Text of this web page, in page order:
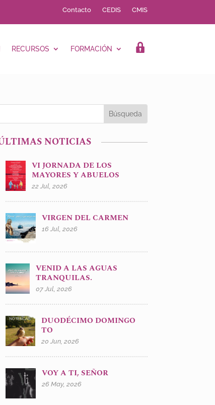
Contacto CEDIS CMIS
RECURSOS FORMACIÓN LOGIN
NOTICIAS
VI JORNADA DE LOS
MAYORES Y ABUELOS
22 Jul, 2026
VIRGEN DEL CARMEN
16 Jul, 2026
VENID A LAS AGUAS
TRANQUILAS.
07 Jul, 2026
DUODÉCIMO DOMINGO
TO
20 Jun, 2026
VOY A TI, SEÑOR
26 May, 2026